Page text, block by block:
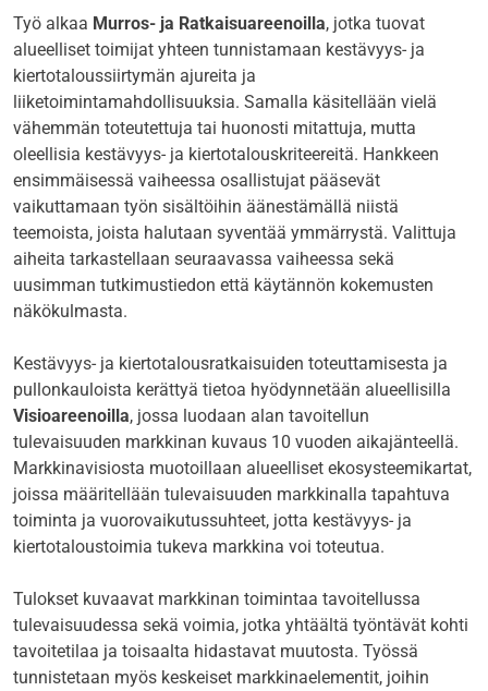
Työ alkaa Murros- ja Ratkaisuareenoilla, jotka tuovat
alueelliset toimijat yhteen tunnistamaan kestävyys- ja
kiertotaloussiirtymän ajureita ja
liiketoimintamahdollisuuksia. Samalla käsitellään vielä
vähemmän toteutettuja tai huonosti mitattuja, mutta
oleellisia kestävyys- ja kiertotalouskriteereitä. Hankkeen
ensimmäisessä vaiheessa osallistujat pääsevät
vaikuttamaan työn sisältöihin äänestämällä niistä
teemoista, joista halutaan syventää ymmärrystä. Valittuja
aiheita tarkastellaan seuraavassa vaiheessa sekä
uusimman tutkimustiedon että käytännön kokemusten
näkökulmasta.
Kestävyys- ja kiertotalousratkaisuiden toteuttamisesta ja
pullonkauloista kerättyä tietoa hyödynnetään alueellisilla
Visioareenoilla, jossa luodaan alan tavoitellun
tulevaisuuden markkinan kuvaus 10 vuoden aikajänteellä.
Markkinavisiosta muotoillaan alueelliset ekosysteemikartat,
joissa määritellään tulevaisuuden markkinalla tapahtuva
toiminta ja vuorovaikutussuhteet, jotta kestävyys- ja
kiertotaloustoimia tukeva markkina voi toteutua.
Tulokset kuvaavat markkinan toimintaa tavoitellussa
tulevaisuudessa sekä voimia, jotka yhtäältä työntävät kohti
tavoitetilaa ja toisaalta hidastavat muutosta. Työssä
tunnistetaan myös keskeiset markkinaelementit, joihin